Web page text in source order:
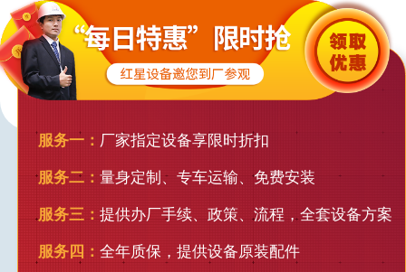
服务一： 厂家指定设备享限时折扣
服务二： 量身定制、专车运输、免费安装
服务三： 提供办厂手续、政策、流程，全套设备方案
服务四： 全年质保，提供设备原装配件